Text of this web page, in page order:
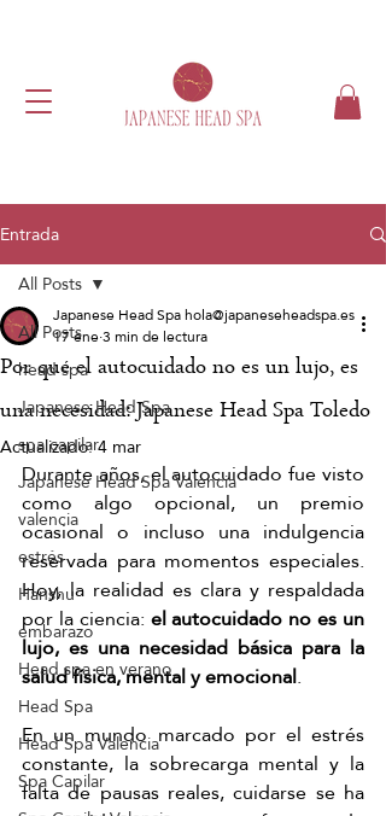
Entrada
All Posts
head spa
Japanese Head Spa
spa capilar
Japanese Head Spa Valencia
valencia
estrés
Hanshu
embarazo
Head spa en verano
Head Spa
Head Spa Valencia
Spa Capilar
All Posts
Por qué el autocuidado no es un lujo, es
una necesidad: Japanese Head Spa Toledo
Japanese Head Spa hola@japaneseheadspa.es
17 ene3 min de lectura
Actualizado:4 mar
Durante años, el autocuidado fue visto
como algo opcional, un premio
ocasional o incluso una indulgencia
reservada para momentos especiales.
Hoy, la realidad es clara y respaldada
por la ciencia: el autocuidado no es un
lujo, es una necesidad básica para la
salud física, mental y emocional.
En un mundo marcado por el estrés
constante, la sobrecarga mental y la
falta de pausas reales, cuidarse se ha